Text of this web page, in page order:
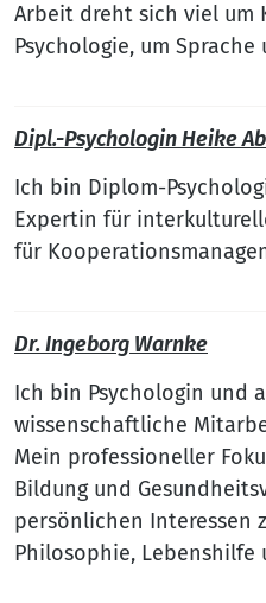
Arbeit dreht sich viel um
Psychologie, um Sprache
Dipl.-Psychologin Heike
Ich bin Diplom-
Expertin für
für
Dr. Ingeborg Warnke
Ich bin Psychologin und
wissenschaftliche
Mein professioneller
Bildung und
persönlichen Interessen
Philosophie, Lebenshilfe